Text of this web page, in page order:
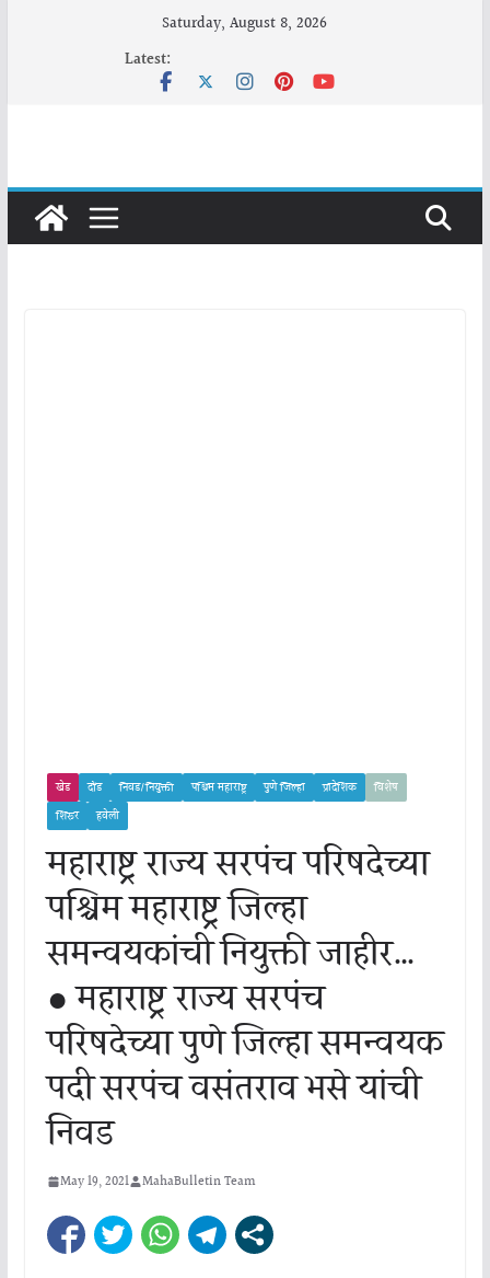
Saturday, August 8, 2026
Latest:
खेड दौंड निवड/नियुक्ती पश्चिम महाराष्ट्र पुणे जिल्हा प्रादेशिक
विशेष
शिरूर
हवेली
महाराष्ट्र राज्य सरपंच परिषदेच्या
पश्चिम महाराष्ट्र जिल्हा
समन्वयकांची नियुक्ती जाहीर…
● महाराष्ट्र राज्य सरपंच
परिषदेच्या पुणे जिल्हा समन्वयक
पदी सरपंच वसंतराव भसे यांची
निवड
May 19, 2021 MahaBulletin Team